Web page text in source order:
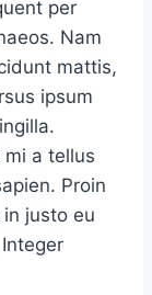
per
Nam
mattis,
ipsum
a tellus
Proin
justo eu